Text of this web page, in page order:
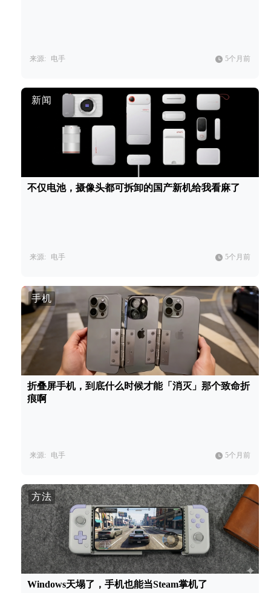
来源: 电手 5个月前
新闻
不仅电池，摄像头都可拆卸的国产新机给我看麻了
来源: 电手 5个月前
手机
折叠屏手机，到底什么时候才能「消灭」那个致命折
痕啊
来源: 电手 5个月前
方法
Windows天塌了，手机也能当Steam掌机了